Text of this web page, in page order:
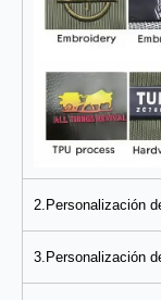
2.Personalización
3.Personalización